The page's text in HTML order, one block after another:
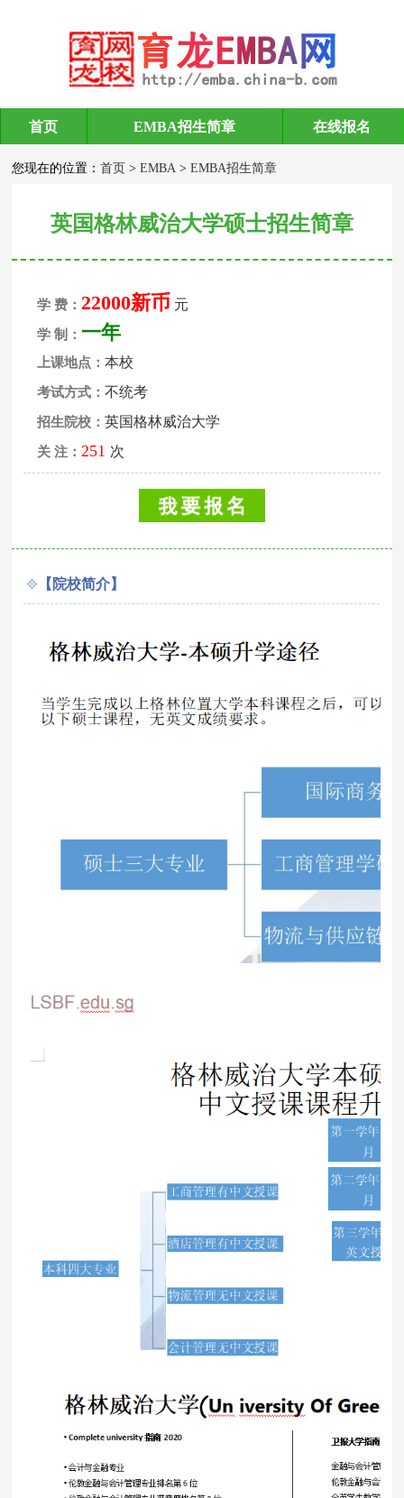
EMBA招生简章
首页 EMBA招生简章 在线报名
您现在的位置：首页 >EMBA >EMBA招生简章
英国格林威治大学硕士招生简章
学 费： 22000新币 元
学 制： 一年
上课地点：本校
考试方式：不统考
招生院校：英国格林威治大学
关 注： 251 次
【院校简介】